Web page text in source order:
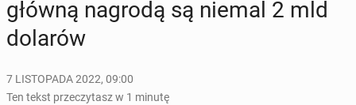
główną nagrodą są niemal 2 mld
dolarów
7 LISTOPADA 2022, 09:00
Ten tekst przeczytasz w 1 minutę